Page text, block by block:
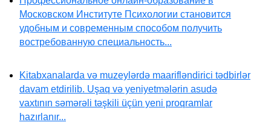
Московском Институте Психологии становится
удобным и современным способом получить
востребованную специальность...
Kitabxanalarda və muzeylərdə maarifləndirici tədbirlər
davam etdirilib. Uşaq və yeniyetmələrin asudə
vaxtının səmərəli təşkili üçün yeni proqramlar
hazırlanır...